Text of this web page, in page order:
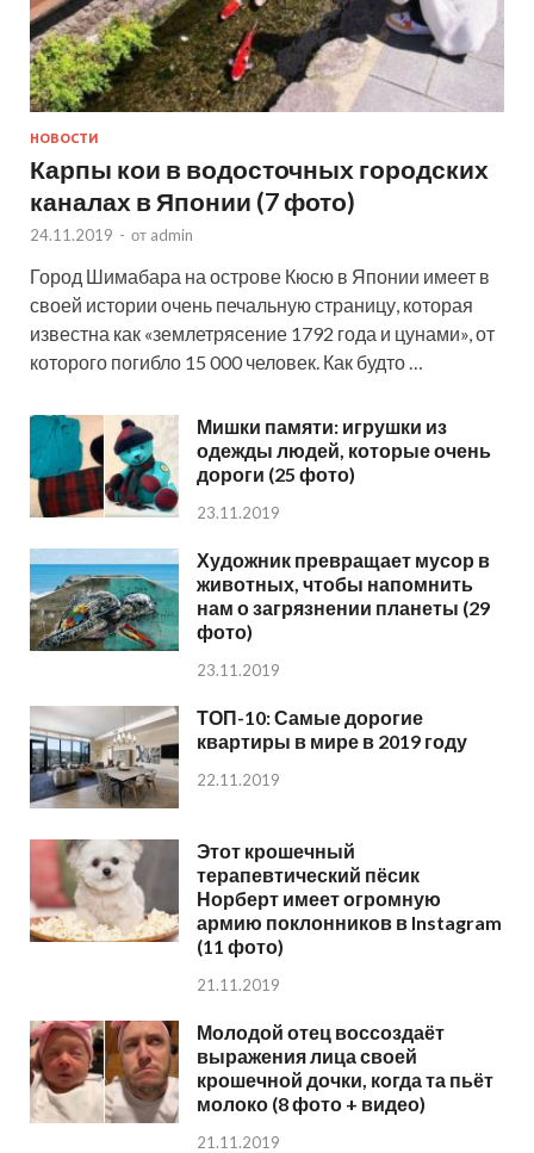
НОВОСТИ
Карпы кои в водосточных городских
каналах в Японии (7 фото)
24.11.2019 - от admin
Город Шимабара на острове Кюсю в Японии имеет в
своей истории очень печальную страницу, которая
известна как «землетрясение 1792 года и цунами», от
которого погибло 15 000 человек. Как будто …
Мишки памяти: игрушки из
одежды людей, которые очень
дороги (25 фото)
23.11.2019
Художник превращает мусор в
животных, чтобы напомнить
нам о загрязнении планеты (29
фото)
23.11.2019
ТОП-10: Самые дорогие
квартиры в мире в 2019 году
22.11.2019
Этот крошечный
терапевтический пёсик
Норберт имеет огромную
армию поклонников в Instagram
(11 фото)
21.11.2019
Молодой отец воссоздаёт
выражения лица своей
крошечной дочки, когда та пьёт
молоко (8 фото + видео)
21.11.2019